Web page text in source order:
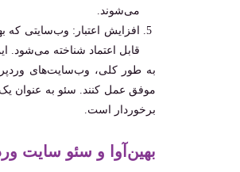
می‌شوند.
افزایش اعتبار: وب‌سایتی که
قابل اعتماد شناخته می‌شود.
به طور کلی، وب‌سایت‌های
موفق عمل کنند. سئو به عنوان یک
برخوردار است.
بهین‌آوا و سئو سایت‌